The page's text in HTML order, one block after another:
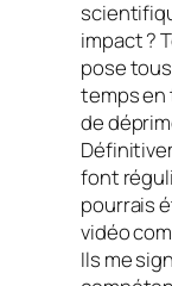
impact ?
pose
temps en
de
font
pourrais
vidéo
Ils me